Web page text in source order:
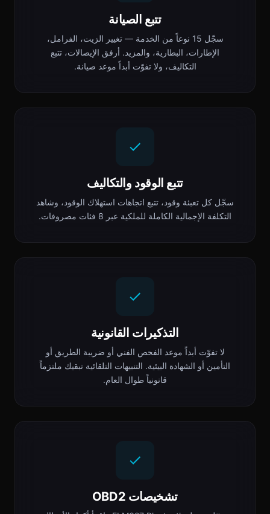
تتبع الصيانة
سجّل 15 نوعاً من الخدمة — تغيير الزيت، الفرامل،
الإطارات، البطارية، والمزيد. أرفق الإيصالات، تتبع
التكاليف، ولا تفوّت أبداً موعد صيانة.
تتبع الوقود والتكاليف
سجّل كل تعبئة وقود، تتبع اتجاهات استهلاك الوقود، وشاهد
التكلفة الإجمالية الكاملة للملكية عبر 8 فئات مصروفات.
التذكيرات القانونية
لا تفوّت أبداً موعد الفحص الفني أو ضريبة الطريق أو
التأمين أو الشهادة البيئية. التنبيهات التلقائية تبقيك ملتزماً
قانونياً طوال العام.
تشخيصات OBD2